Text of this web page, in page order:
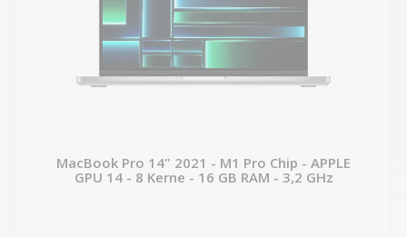
MacBook Pro 14" 2021 - M1 Pro Chip - APPLE
GPU 14 - 8 Kerne - 16 GB RAM - 3,2 GHz